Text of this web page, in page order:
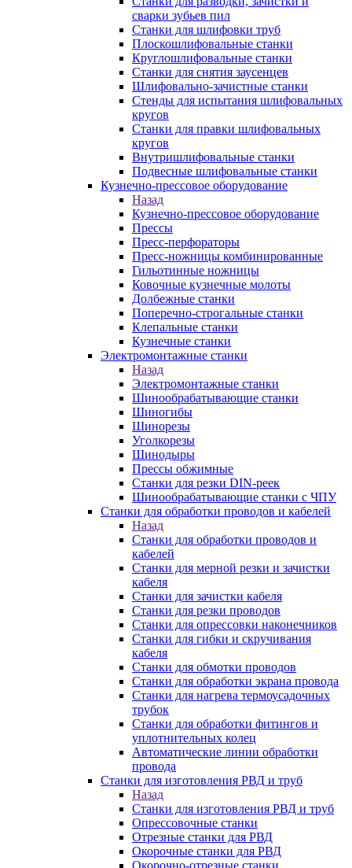
сварки зубьев пил
Станки для шлифовки труб
Плоскошлифовальные станки
Круглошлифовальные станки
Станки для снятия заусенцев
Шлифовально-зачистные станки
Стенды для испытания шлифовальных
кругов
Станки для правки шлифовальных
кругов
Внутришлифовальные станки
Подвесные шлифовальные станки
Кузнечно-прессовое оборудование
Назад
Кузнечно-прессовое оборудование
Прессы
Пресс-перфораторы
Пресс-ножницы комбинированные
Гильотинные ножницы
Ковочные кузнечные молоты
Долбежные станки
Поперечно-строгальные станки
Клепальные станки
Кузнечные станки
Электромонтажные станки
Назад
Электромонтажные станки
Шинообрабатывающие станки
Шиногибы
Шинорезы
Уголкорезы
Шинодыры
Прессы обжимные
Станки для резки DIN-реек
Шинообрабатывающие станки с ЧПУ
Станки для обработки проводов и кабелей
Назад
Станки для обработки проводов и
кабелей
Станки для мерной резки и зачистки
кабеля
Станки для зачистки кабеля
Станки для резки проводов
Станки для опрессовки наконечников
Станки для гибки и скручивания
кабеля
Станки для обмотки проводов
Станки для обработки экрана провода
Станки для нагрева термоусадочных
трубок
Станки для обработки фитингов и
уплотнительных колец
Автоматические линии обработки
провода
Станки для изготовления РВД и труб
Назад
Станки для изготовления РВД и труб
Опрессовочные станки
Отрезные станки для РВД
Окорочные станки для РВД
Окорочно-отрезные станки